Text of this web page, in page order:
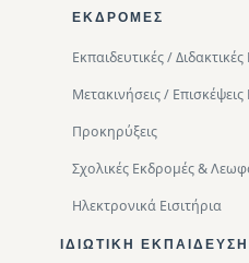
ΕΚΔΡΟΜΈΣ
Εκπαιδευτικές / Διδακτικές
Μετακινήσεις /
Προκηρύξεις
Σχολικές Εκδρομές &
Ηλεκτρονικά Εισιτήρια
ΙΔΙΩΤΙΚΉ ΕΚΠΑΊΔΕΥΣΗ